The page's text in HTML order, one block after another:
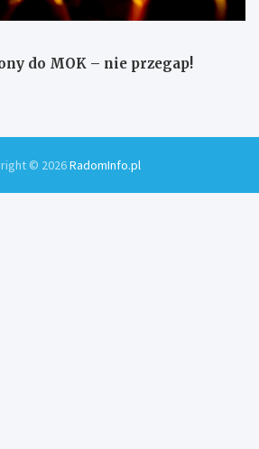
do MOK – nie przegap!
© 2026RadomInfo.pl